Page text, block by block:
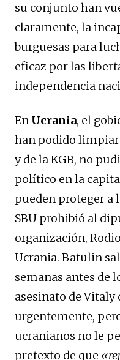
su conjunto han
claramente, la
burguesas para
eficaz por las
independencia
En Ucrania, el
han podido limpiar
y de la KGB, no
político en la
pueden proteger a
SBU prohibió al
organización,
Ucrania. Batulin
semanas antes de
asesinato de Vitaly
urgentemente,
ucranianos no le
pretexto de que